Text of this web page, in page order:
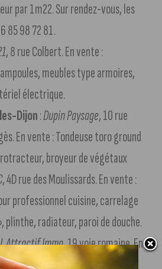
par 1m22. Sur rendez-vous, les
85 98 72 81.
, 8 rue Colbert. En vente :
meubles type armoires,
électrique.
Dijon:Dupin Paysage, 10 rue
En vente : Tondeuse toro ground
broyeur de végétaux
, 4D rue des Moulissards. En vente :
professionnel cuisine, carrelage
plinthe, radiateur, paroi de douche.
Attractif Immo, 19 voie romaine. En
PVC gris clair RAL 7035, double